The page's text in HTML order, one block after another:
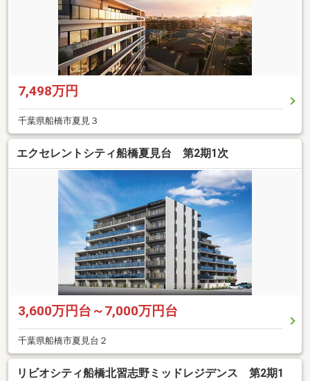
7,498万円
千葉県船橋市夏見３
エクセレントシティ船橋夏見台 第2期1次
3,600万円台～7,000万円台
千葉県船橋市夏見台２
リビオシティ船橋北習志野ミッドレジデンス 第2期1